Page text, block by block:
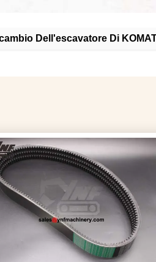
Dell'escavatore Di